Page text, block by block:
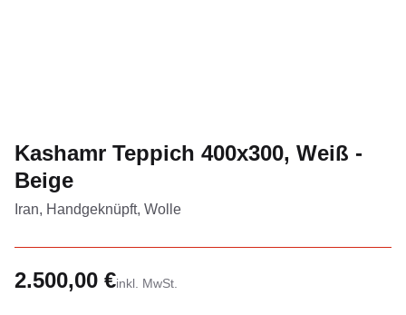
Kashamr Teppich 400x300, Weiß -
Beige
Iran, Handgeknüpft, Wolle
2.500,00 €inkl. MwSt.